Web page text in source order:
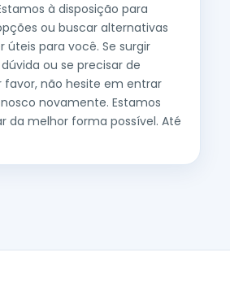
à disposição para
ou buscar alternativas
úteis para você. Se surgir
ou se precisar de
favor, não hesite em entrar
novamente. Estamos
da melhor forma possível. Até